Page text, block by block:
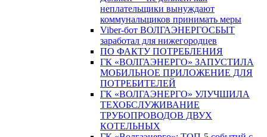
неплательщики вынуждают
коммунальщиков принимать меры
Viber-бот ВОЛГАЭНЕРГОСБЫТ
заработал для нижегородцев
ПО ФАКТУ ПОТРЕБЛЕНИЯ
ГК «ВОЛГАЭНЕРГО» ЗАПУСТИЛА
МОБИЛЬНОЕ ПРИЛОЖЕНИЕ ДЛЯ
ПОТРЕБИТЕЛЕЙ
ГК «ВОЛГАЭНЕРГО» УЛУЧШИЛА
ТЕХОБСЛУЖИВАНИЕ
ТРУБОПРОВОДОВ ДВУХ
КОТЕЛЬНЫХ